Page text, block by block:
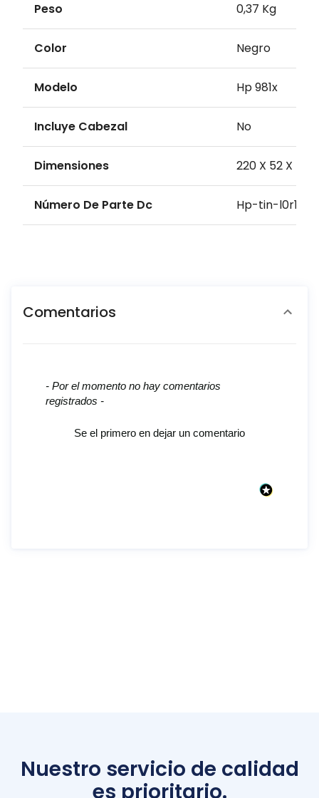
Peso 0,37 Kg
Color Negro
Modelo Hp 981x
Incluye Cabezal No
Dimensiones 220 X 52 X 48
Número De Parte Dc Hp-tin-l0r12a
Comentarios
- Por el momento no hay comentarios
registrados -
Se el primero en dejar un comentario
New content loaded
Nuestro servicio de calidad
es prioritario.